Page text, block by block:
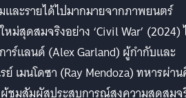
ละรายได้ไปมากมายจากภาพยนตร์
ม่สุดสมจริงอย่าง ‘Civil War’ (2024)
าร์แลนด์ (Alex Garland) ผู้กำกับและ
ย์ เมนโดซา (Ray Mendoza) ทหารผ่า
ชมสัมผัสประสบการณ์สงความสุดสมจ